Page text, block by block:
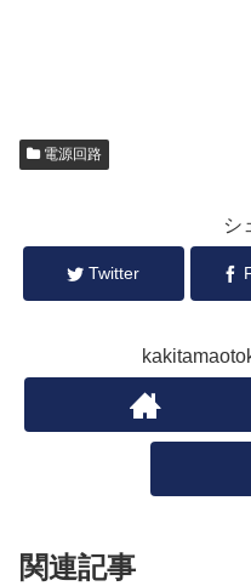
電源回路
シ
Twitter
関連記事